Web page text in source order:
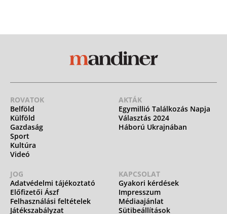
ROVATOK
Belföld
Külföld
Gazdaság
Sport
Kultúra
Videó
AKTÁK
Egymillió Találkozás Napja
Választás 2024
Háború Ukrajnában
JOG
Adatvédelmi tájékoztató
Előfizetői Ászf
Felhasználási feltételek
Játékszabályzat
KAPCSOLAT
Gyakori kérdések
Impresszum
Médiaajánlat
Sütibeállítások